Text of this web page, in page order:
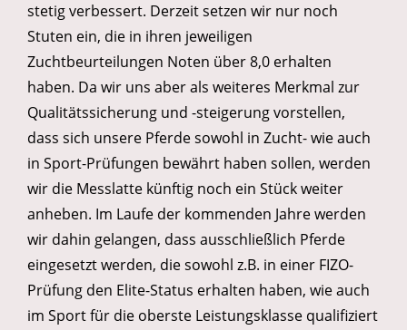
stetig verbessert. Derzeit setzen wir nur noch
Stuten ein, die in ihren jeweiligen
Zuchtbeurteilungen Noten über 8,0 erhalten
haben. Da wir uns aber als weiteres Merkmal zur
Qualitätssicherung und -steigerung vorstellen,
dass sich unsere Pferde sowohl in Zucht- wie auch
in Sport-Prüfungen bewährt haben sollen, werden
wir die Messlatte künftig noch ein Stück weiter
anheben. Im Laufe der kommenden Jahre werden
wir dahin gelangen, dass ausschließlich Pferde
eingesetzt werden, die sowohl z.B. in einer FIZO-
Prüfung den Elite-Status erhalten haben, wie auch
im Sport für die oberste Leistungsklasse qualifiziert